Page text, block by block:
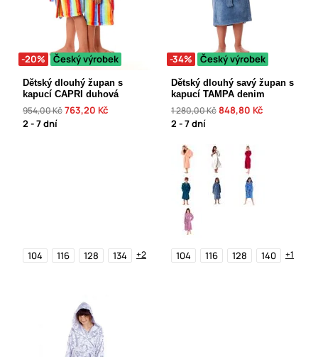
-20% Český výrobek
Dětský dlouhý župan s
kapucí CAPRI duhová
954,00 Kč763,20 Kč
2 - 7 dní
104 116 128 134 +2
-34% Český výrobek
Dětský dlouhý savý župan s
kapucí TAMPA denim
1 280,00 Kč848,80 Kč
2 - 7 dní
104 116 128 140 +1